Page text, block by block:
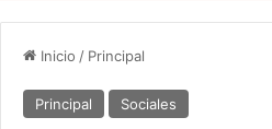
Inicio / Principal
Principal Sociales